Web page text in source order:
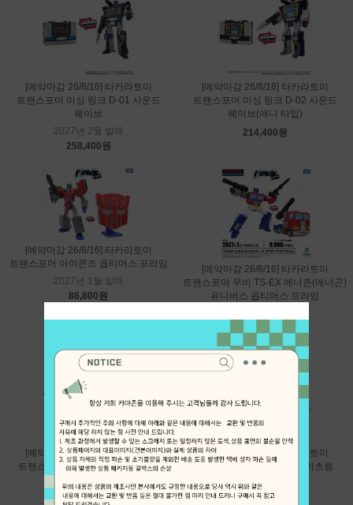
[예약마감 26/8/16] 타카라토미
트랜스포머 미싱 링크 D-01 사운드
웨이브
2027년 2월 발매
258,400원
[예약마감 26/8/16] 타카라토미
트랜스포머 미싱 링크 D-02 사운드
웨이브(애니 타입)
214,400원
[예약마감 26/8/16] 타카라토미
트랜스포머 아이콘즈 옵티머스 프라임
2027년 1월 발매
86,800원
[예약마감 26/8/16] 타카라토미
트랜스포머 무비 TS-EX 에너존(에너곤)
유니버스 옵티머스 프라임
[예약마감 26/8/16] 타카라토미
트랜스포머 AOTP-45 헤럴드 오브
2027년 1월 발매
[예약마감 26/8/16] 타카라토미
트랜스포머 무비 TS-40 블리츠윙
2027년 1월 발매
91,200원